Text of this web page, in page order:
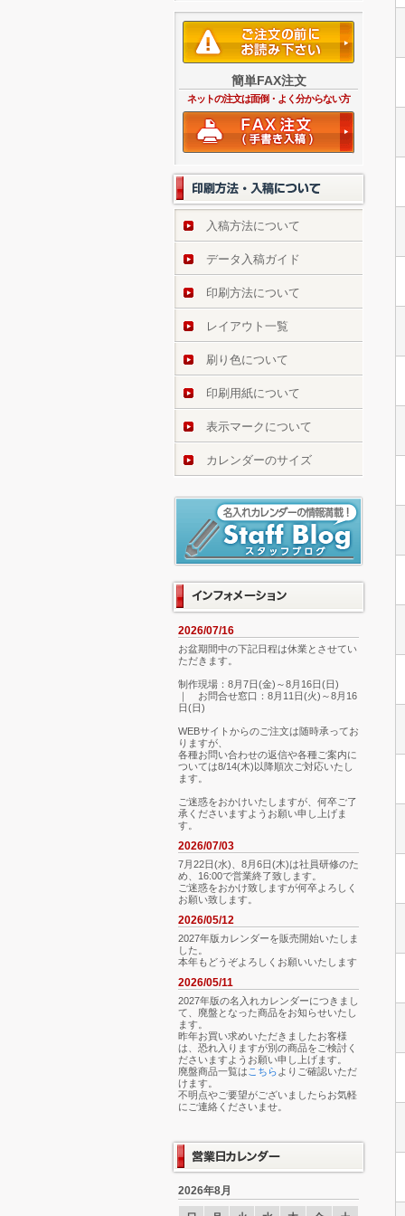
簡単FAX注文
ネットの注文は面倒・よく分からない方
入稿方法について
データ入稿ガイド
印刷方法について
レイアウト一覧
刷り色について
印刷用紙について
表示マークについて
カレンダーのサイズ
2026/07/16
お盆期間中の下記日程は休業とさせてい
ただきます。
制作現場：8月7日(金)～8月16日(日)
｜ お問合せ窓口：8月11日(火)～8月16
日(日)
WEBサイトからのご注文は随時承ってお
りますが、
各種お問い合わせの返信や各種ご案内に
ついては8/14(木)以降順次ご対応いたし
ます。
ご迷惑をおかけいたしますが、何卒ご了
承くださいますようお願い申し上げま
す。
2026/07/03
7月22日(水)、8月6日(木)は社員研修のた
め、16:00で営業終了致します。
ご迷惑をおかけ致しますが何卒よろしく
お願い致します。
2026/05/12
2027年版カレンダーを販売開始いたしま
した。
本年もどうぞよろしくお願いいたします
2026/05/11
2027年版の名入れカレンダーにつきまし
て、廃盤となった商品をお知らせいたし
ます。
昨年お買い求めいただきましたお客様
は、恐れ入りますが別の商品をご検討く
ださいますようお願い申し上げます。
廃盤商品一覧は こちら よりご確認いただ
けます。
不明点やご要望がございましたらお気軽
にご連絡くださいませ。
2026年8月